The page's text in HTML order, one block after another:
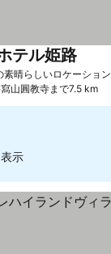
素晴らしいロケーション
テル姫路
山圓教寺まで7.5 km
示